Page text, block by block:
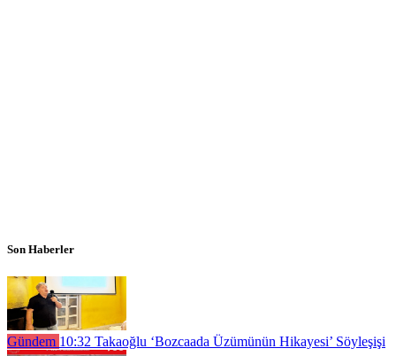
Son Haberler
Gündem 10:32 Takaoğlu ‘Bozcaada Üzümünün Hikayesi’ Söyleşişi